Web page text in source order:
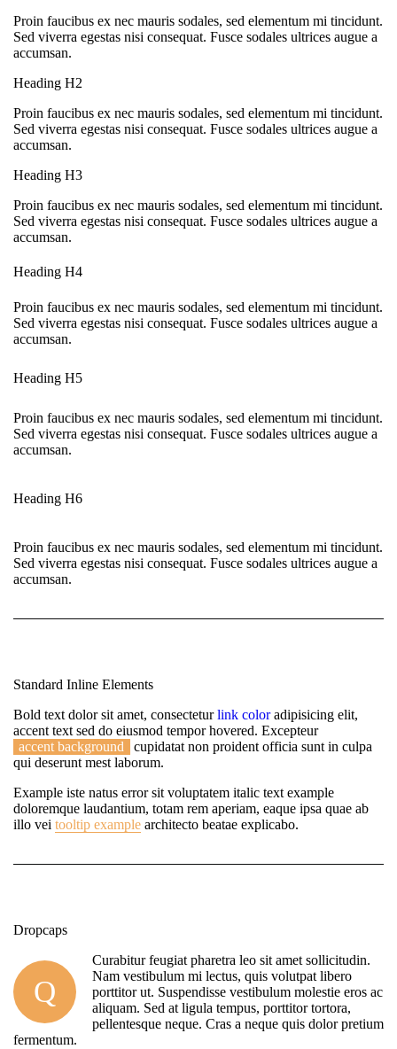
Proin faucibus ex nec mauris sodales, sed elementum mi tincidunt.
Sed viverra egestas nisi consequat. Fusce sodales ultrices augue a
accumsan.
Heading H2
Proin faucibus ex nec mauris sodales, sed elementum mi tincidunt.
Sed viverra egestas nisi consequat. Fusce sodales ultrices augue a
accumsan.
Heading H3
Proin faucibus ex nec mauris sodales, sed elementum mi tincidunt.
Sed viverra egestas nisi consequat. Fusce sodales ultrices augue a
accumsan.
Heading H4
Proin faucibus ex nec mauris sodales, sed elementum mi tincidunt.
Sed viverra egestas nisi consequat. Fusce sodales ultrices augue a
accumsan.
Heading H5
Proin faucibus ex nec mauris sodales, sed elementum mi tincidunt.
Sed viverra egestas nisi consequat. Fusce sodales ultrices augue a
accumsan.
Heading H6
Proin faucibus ex nec mauris sodales, sed elementum mi tincidunt.
Sed viverra egestas nisi consequat. Fusce sodales ultrices augue a
accumsan.
Standard Inline Elements
Bold textdolor sit amet, consecteturlink coloradipisicing elit,
accent text sed do eiusmod tempor hovered. Excepteur
accent background
cupidatat non proident officia sunt in culpa
qui deserunt mest laborum.
Example iste natus error sit voluptatem italic text example
doloremque laudantium, totam rem aperiam, eaque ipsa quae ab
illo vei tooltip example architecto beatae explicabo.
Dropcaps
Q
Curabitur feugiat pharetra leo sit amet sollicitudin.
Nam vestibulum mi lectus, quis volutpat libero
porttitor ut. Suspendisse vestibulum molestie eros ac
aliquam. Sed at ligula tempus, porttitor tortora,
pellentesque neque. Cras a neque quis dolor pretium
fermentum.